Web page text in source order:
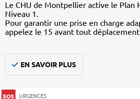
Le CHU de Montpellier active le Plan
Niveau 1.
Pour garantir une prise en charge
appelez le 15 avant tout
EN SAVOIR PLUS
URGENCES